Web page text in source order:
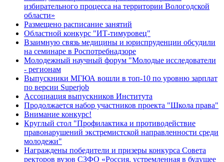
избирательного процесса на территории Вологодской
области»
Размещено расписание занятий
Областной конкурс "ИТ-тимуровец"
Взаимную связь медицины и юриспруденции обсудили
на семинаре в Роспотребнадзоре
Молодежный научный форум "Молодые исследователи
- регионам
Выпускники МГЮА вошли в топ-10 по уровню зарплат
по версии Superjob
Ассоциация выпускников Института
Продолжается набор участников проекта "Школа права"
Внимание конкурс!
Круглый стол "Профилактика и противодействие
правонарушений экстремистской направленности среди
молодежи"
Награждены победители и призеры конкурса Совета
ректоров вузов СЗФО «Россия, устремленная в будущее